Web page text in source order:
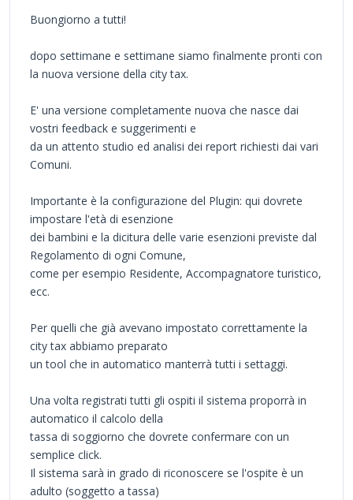
Buongiorno a tutti!
dopo settimane e settimane siamo finalmente pronti con
la nuova versione della city tax.
E' una versione completamente nuova che nasce dai
vostri feedback e suggerimenti e
da un attento studio ed analisi dei report richiesti dai vari
Comuni.
Importante è la configurazione del Plugin: qui dovrete
impostare l'età di esenzione
dei bambini e la dicitura delle varie esenzioni previste dal
Regolamento di ogni Comune,
come per esempio Residente, Accompagnatore turistico,
ecc.
Per quelli che già avevano impostato correttamente la
city tax abbiamo preparato
un tool che in automatico manterrà tutti i settaggi.
Una volta registrati tutti gli ospiti il sistema proporrà in
automatico il calcolo della
tassa di soggiorno che dovrete confermare con un
semplice click.
Il sistema sarà in grado di riconoscere se l'ospite è un
adulto (soggetto a tassa)